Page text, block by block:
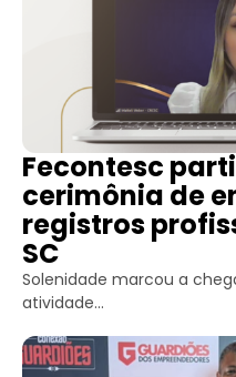
Fecontesc
cerimônia de
registros
SC
Solenidade marcou a
atividade...